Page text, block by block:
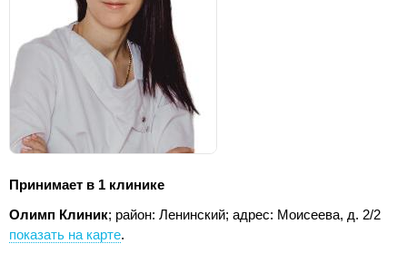
Принимает в 1 клинике
Олимп Клиник; район: Ленинский; адрес: Моисеева, д. 2/2
показать на карте.